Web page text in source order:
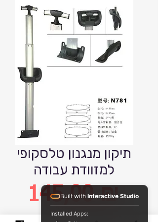
תיקון מנגנון טלסקופי
למזוודת עבודה
145,00 ₪
Built with Interactive Studio
Installed Apps: